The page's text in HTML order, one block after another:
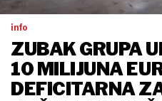
info
ZUBAK GRUPA
10 MILIJUNA
DEFICITARNA